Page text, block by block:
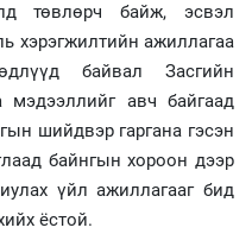
төвлөрч байж, эсвэл
хэрэгжилтийн ажиллагаа
байвал Засгийн
мэдээллийг авч байгаад
шийдвэр гаргана гэсэн
байнгын хороон дээр
үйл ажиллагааг бид
ёстой.